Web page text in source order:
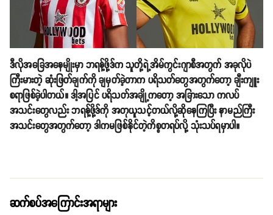
ဒီလိုအခြေအနေမျိုးမှာ ဘရန့်ဖို့ဒ်က သူတို့ရဲ့အိမ်ကွင်းဂျာစီအတွက် အခုလိုပဲ
ကြီးမားတဲ့ ဆုံးဖြတ်ချက်ကို ချမှတ်ခဲ့တာက ပရိသတ်တွေအတွက်တော့ ချီးကျူး
စရာဖြစ်ခဲ့ပါတယ်။ ဒါ့အပြင် ပရိသတ်အချို့ကတော့ အခြားသော ကလပ်
အသင်းတွေလည်း ဘရန့်ဖို့ဒ်ကို အတုယူသင့်တယ်လို့ဆိုနေကြပြီး နာမည်ကြီး
အသင်းတွေအတွက်တော့ ဒါကမဖြစ်နိုင်တဲ့ကိစ္စတရပ်လို့ သုံးသပ်ရမှာပါ။
ဆက်စပ်အကြောင်းအရာများ